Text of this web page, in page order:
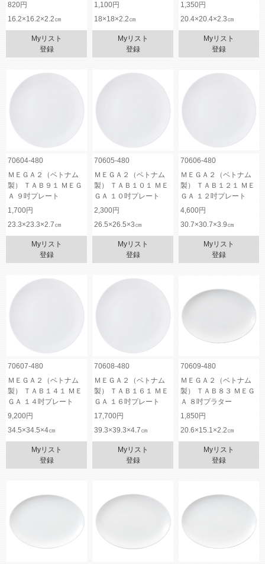
820円
1,100円
1,350円
16.2×16.2×2.2㎝
18×18×2.2㎝ 20.4×20.4×2.3㎝
Myリスト
登録
Myリスト
登録
Myリスト
登録
70604-480 70605-480
70606-480
ＭＥＧＡ２（ベトナム
製） ＴＡＢ９１ ＭＥＧ
Ａ ９吋プレート
ＭＥＧＡ２（ベトナム
製） ＴＡＢ１０１ ＭＥ
ＧＡ １０吋プレート
ＭＥＧＡ２（ベトナム
製） ＴＡＢ１２１ ＭＥ
ＧＡ １２吋プレート
1,700円
2,300円
4,600円
23.3×23.3×2.7㎝
26.5×26.5×3㎝ 30.7×30.7×3.9㎝
Myリスト
登録
Myリスト
登録
Myリスト
登録
70607-480 70608-480
70609-480
ＭＥＧＡ２（ベトナム
製） ＴＡＢ１４１ ＭＥ
ＧＡ １４吋プレート
ＭＥＧＡ２（ベトナム
製） ＴＡＢ１６１ ＭＥ
ＧＡ １６吋プレート
ＭＥＧＡ２（ベトナム
製） ＴＡＢ８３ ＭＥＧ
Ａ ８吋プラター
9,200円
17,700円
1,850円
34.5×34.5×4㎝
39.3×39.3×4.7㎝ 20.6×15.1×2.2㎝
Myリスト
登録
Myリスト
登録
Myリスト
登録